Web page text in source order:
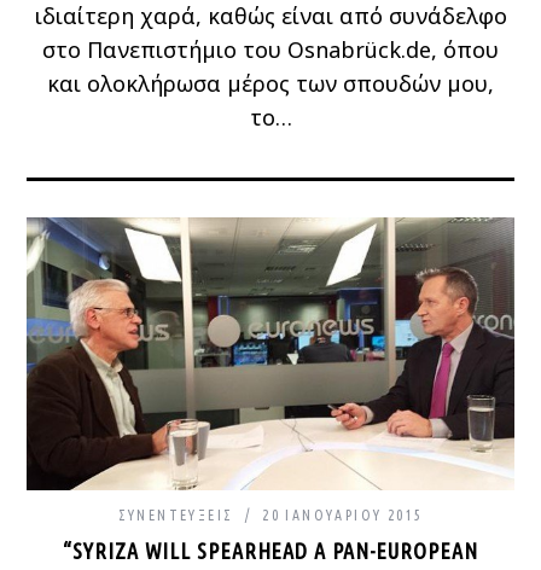
ιδιαίτερη χαρά, καθώς είναι από συνάδελφο
στο Πανεπιστήμιο του Osnabrück.de, όπου
και ολοκλήρωσα μέρος των σπουδών μου,
το…
ΣΥΝΕΝΤΕΎΞΕΙΣ 20 ΙΑΝΟΥΑΡΊΟΥ 2015
“SYRIZA WILL SPEARHEAD A PAN-EUROPEAN